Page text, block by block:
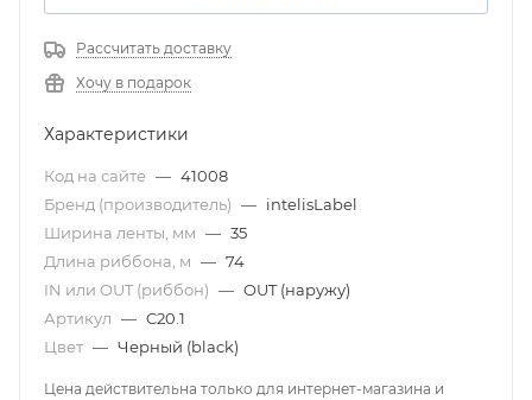
Рассчитать доставку
Хочу в подарок
Характеристики
Код на сайте — 41008
Бренд (производитель) — intelisLabel
Ширина ленты, мм — 35
Длина риббона, м — 74
IN или OUT (риббон) — OUT (наружу)
Артикул — C20.1
Цвет — Черный (black)
Цена действительна только для интернет-магазина и